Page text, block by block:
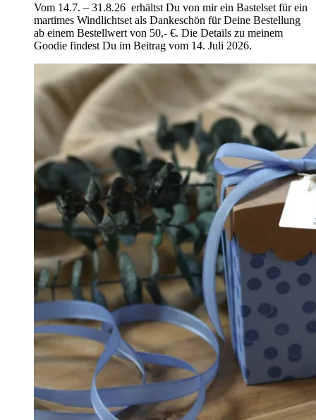
Vom 14.7. – 31.8.26 erhältst Du von mir ein Bastelset für ein
martimes Windlichtset als Dankeschön für Deine Bestellung
ab einem Bestellwert von 50,- €. Die Details zu meinem
Goodie findest Du im Beitrag vom 14. Juli 2026.